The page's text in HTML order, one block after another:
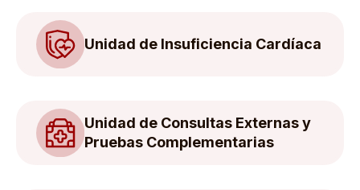
Unidad de Insuficiencia Cardíaca
Unidad de Consultas Externas y
Pruebas Complementarias